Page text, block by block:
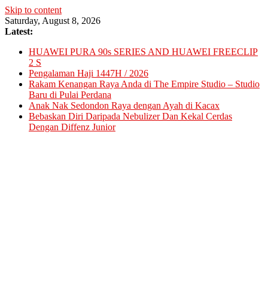
Skip to content
Saturday, August 8, 2026
Latest:
HUAWEI PURA 90s SERIES AND HUAWEI FREECLIP
2 S
Pengalaman Haji 1447H / 2026
Rakam Kenangan Raya Anda di The Empire Studio – Studio
Baru di Pulai Perdana
Anak Nak Sedondon Raya dengan Ayah di Kacax
Bebaskan Diri Daripada Nebulizer Dan Kekal Cerdas
Dengan Diffenz Junior